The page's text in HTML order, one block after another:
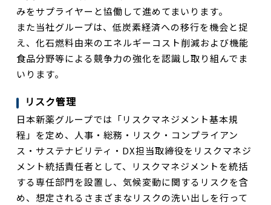
みをサプライヤーと協働して進めてまいります。
また当社グループは、低炭素経済への移行を機会と捉
え、化石燃料由来のエネルギーコスト削減および機能
食品分野等による競争力の強化を認識し取り組んでま
いります。
リスク管理
日本新薬グループでは「リスクマネジメント基本規
程」を定め、人事・総務・リスク・コンプライアン
ス・サステナビリティ・DX担当取締役をリスクマネジ
メント統括責任者として、リスクマネジメントを統括
する専任部門を設置し、気候変動に関するリスクを含
め、想定されるさまざまなリスクの洗い出しを行って